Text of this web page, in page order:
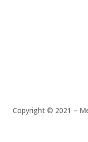
Copyright © 2021 –